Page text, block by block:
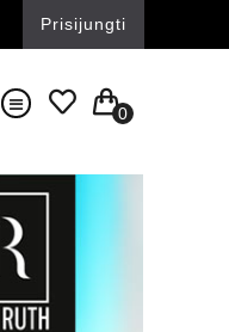
Prisijungti
0